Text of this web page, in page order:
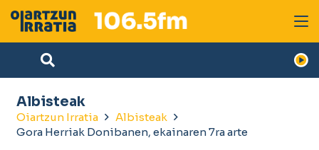
Albisteak
Oiartzun Irratia
Albisteak
Gora Herriak Donibanen, ekainaren 7ra arte